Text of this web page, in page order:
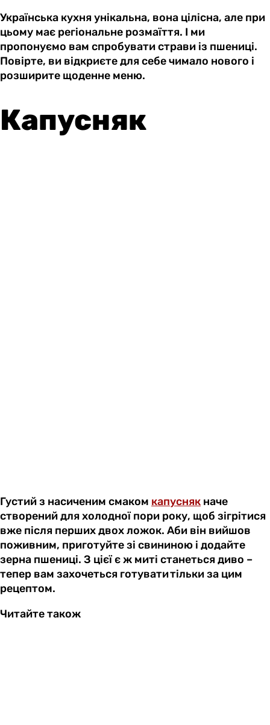
Українська кухня унікальна, вона цілісна, але при
цьому має регіональне розмаїття. І ми
пропонуємо вам спробувати страви із пшениці.
Повірте, ви відкриєте для себе чимало нового і
розширите щоденне меню.
Капусняк
Густий з насиченим смаком капусняк наче
створений для холодної пори року, щоб зігрітися
вже після перших двох ложок. Аби він вийшов
поживним, приготуйте зі свининою і додайте
зерна пшениці. З цієї є ж миті станеться диво –
тепер вам захочеться готувати тільки за цим
рецептом.
Читайте також